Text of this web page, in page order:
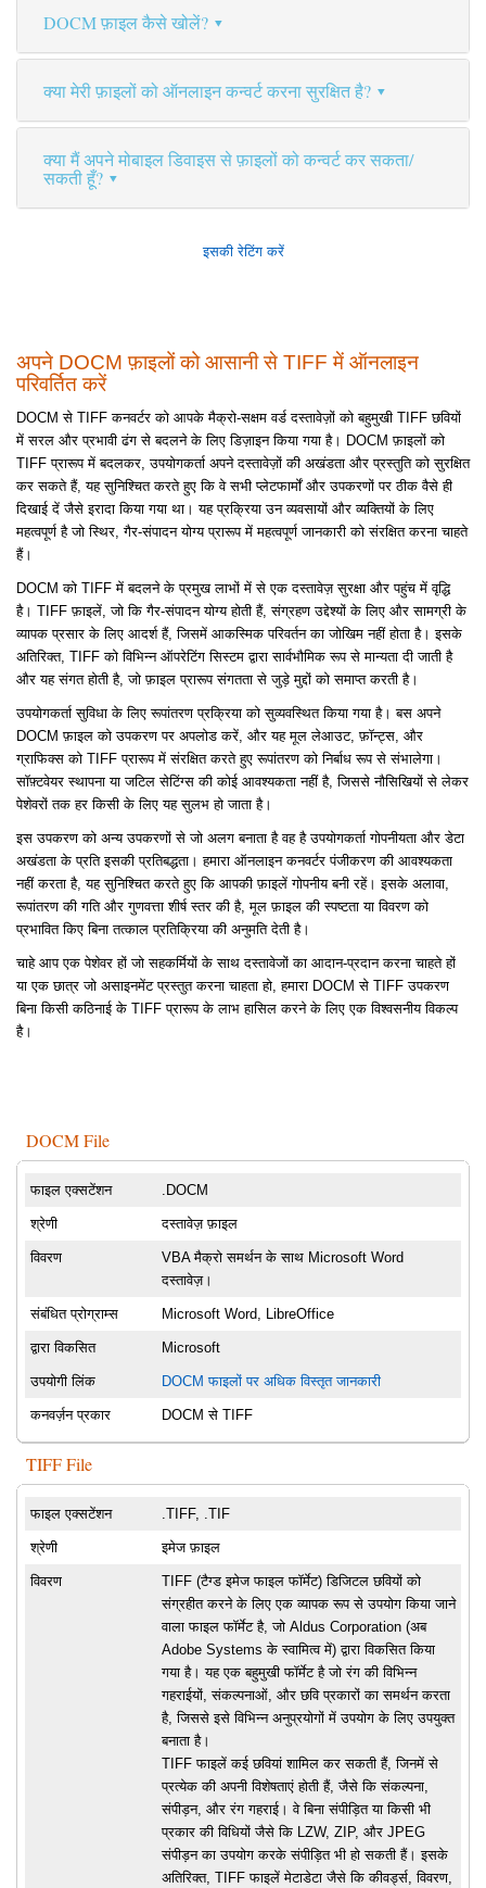
DOCM फ़ाइल कैसे खोलें?
क्या मेरी फ़ाइलों को ऑनलाइन कन्वर्ट करना सुरक्षित है?
क्या मैं अपने मोबाइल डिवाइस से फ़ाइलों को कन्वर्ट कर सकता/
सकती हूँ?
इसकी रेटिंग करें
अपने DOCM फ़ाइलों को आसानी से TIFF में ऑनलाइन
परिवर्तित करें
DOCM से TIFF कनवर्टर को आपके मैक्रो-सक्षम वर्ड दस्तावेज़ों को बहुमुखी TIFF छवियों
में सरल और प्रभावी ढंग से बदलने के लिए डिज़ाइन किया गया है। DOCM फ़ाइलों को
TIFF प्रारूप में बदलकर, उपयोगकर्ता अपने दस्तावेज़ों की अखंडता और प्रस्तुति को सुरक्षित
कर सकते हैं, यह सुनिश्चित करते हुए कि वे सभी प्लेटफार्मों और उपकरणों पर ठीक वैसे ही
दिखाई दें जैसे इरादा किया गया था। यह प्रक्रिया उन व्यवसायों और व्यक्तियों के लिए
महत्वपूर्ण है जो स्थिर, गैर-संपादन योग्य प्रारूप में महत्वपूर्ण जानकारी को संरक्षित करना चाहते
हैं।
DOCM को TIFF में बदलने के प्रमुख लाभों में से एक दस्तावेज़ सुरक्षा और पहुंच में वृद्धि
है। TIFF फ़ाइलें, जो कि गैर-संपादन योग्य होती हैं, संग्रहण उद्देश्यों के लिए और सामग्री के
व्यापक प्रसार के लिए आदर्श हैं, जिसमें आकस्मिक परिवर्तन का जोखिम नहीं होता है। इसके
अतिरिक्त, TIFF को विभिन्न ऑपरेटिंग सिस्टम द्वारा सार्वभौमिक रूप से मान्यता दी जाती है
और यह संगत होती है, जो फ़ाइल प्रारूप संगतता से जुड़े मुद्दों को समाप्त करती है।
उपयोगकर्ता सुविधा के लिए रूपांतरण प्रक्रिया को सुव्यवस्थित किया गया है। बस अपने
DOCM फ़ाइल को उपकरण पर अपलोड करें, और यह मूल लेआउट, फ़ॉन्ट्स, और
ग्राफिक्स को TIFF प्रारूप में संरक्षित करते हुए रूपांतरण को निर्बाध रूप से संभालेगा।
सॉफ़्टवेयर स्थापना या जटिल सेटिंग्स की कोई आवश्यकता नहीं है, जिससे नौसिखियों से लेकर
पेशेवरों तक हर किसी के लिए यह सुलभ हो जाता है।
इस उपकरण को अन्य उपकरणों से जो अलग बनाता है वह है उपयोगकर्ता गोपनीयता और डेटा
अखंडता के प्रति इसकी प्रतिबद्धता। हमारा ऑनलाइन कनवर्टर पंजीकरण की आवश्यकता
नहीं करता है, यह सुनिश्चित करते हुए कि आपकी फ़ाइलें गोपनीय बनी रहें। इसके अलावा,
रूपांतरण की गति और गुणवत्ता शीर्ष स्तर की है, मूल फ़ाइल की स्पष्टता या विवरण को
प्रभावित किए बिना तत्काल प्रतिक्रिया की अनुमति देती है।
चाहे आप एक पेशेवर हों जो सहकर्मियों के साथ दस्तावेजों का आदान-प्रदान करना चाहते हों
या एक छात्र जो असाइनमेंट प्रस्तुत करना चाहता हो, हमारा DOCM से TIFF उपकरण
बिना किसी कठिनाई के TIFF प्रारूप के लाभ हासिल करने के लिए एक विश्वसनीय विकल्प
है।
DOCM File
फाइल एक्सटेंशन .DOCM
श्रेणी दस्तावेज़ फ़ाइल
विवरण
VBA मैक्रो समर्थन के साथ Microsoft Word
दस्तावेज़।
संबंधित प्रोग्राम्स Microsoft Word, LibreOffice
द्वारा विकसित Microsoft
उपयोगी लिंक DOCM फाइलों पर अधिक विस्तृत जानकारी
कनवर्ज़न प्रकार DOCM से TIFF
TIFF File
फाइल एक्सटेंशन .TIFF, .TIF
श्रेणी इमेज फ़ाइल
विवरण
TIFF (टैग्ड इमेज फाइल फॉर्मेट) डिजिटल छवियों को
संग्रहीत करने के लिए एक व्यापक रूप से उपयोग किया जाने
वाला फाइल फॉर्मेट है, जो Aldus Corporation (अब
Adobe Systems के स्वामित्व में) द्वारा विकसित किया
गया है। यह एक बहुमुखी फॉर्मेट है जो रंग की विभिन्न
गहराईयों, संकल्पनाओं, और छवि प्रकारों का समर्थन करता
है, जिससे इसे विभिन्न अनुप्रयोगों में उपयोग के लिए उपयुक्त
बनाता है।
TIFF फाइलें कई छवियां शामिल कर सकती हैं, जिनमें से
प्रत्येक की अपनी विशेषताएं होती हैं, जैसे कि संकल्पना,
संपीड़न, और रंग गहराई। वे बिना संपीड़ित या किसी भी
प्रकार की विधियों जैसे कि LZW, ZIP, और JPEG
संपीड़न का उपयोग करके संपीड़ित भी हो सकती हैं। इसके
अतिरिक्त, TIFF फाइलें मेटाडेटा जैसे कि कीवर्ड्स, विवरण,